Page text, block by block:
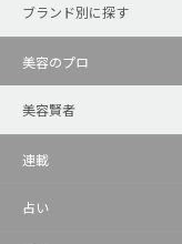
ブランド別に探す
美容のプロ
美容賢者
連載
占い